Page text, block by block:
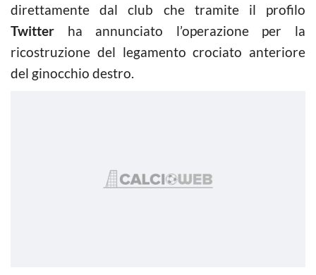
direttamente dal club che tramite il profilo
Twitter ha annunciato l’operazione per la
ricostruzione del legamento crociato anteriore
del ginocchio destro.